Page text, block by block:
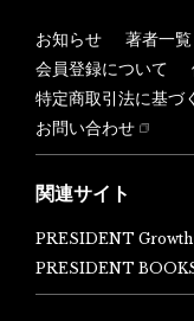
お知らせ 著者一覧
会員登録について
特定商取引法に基づ
お問い合わせ
関連サイト
PRESIDENT Growth
PRESIDENT